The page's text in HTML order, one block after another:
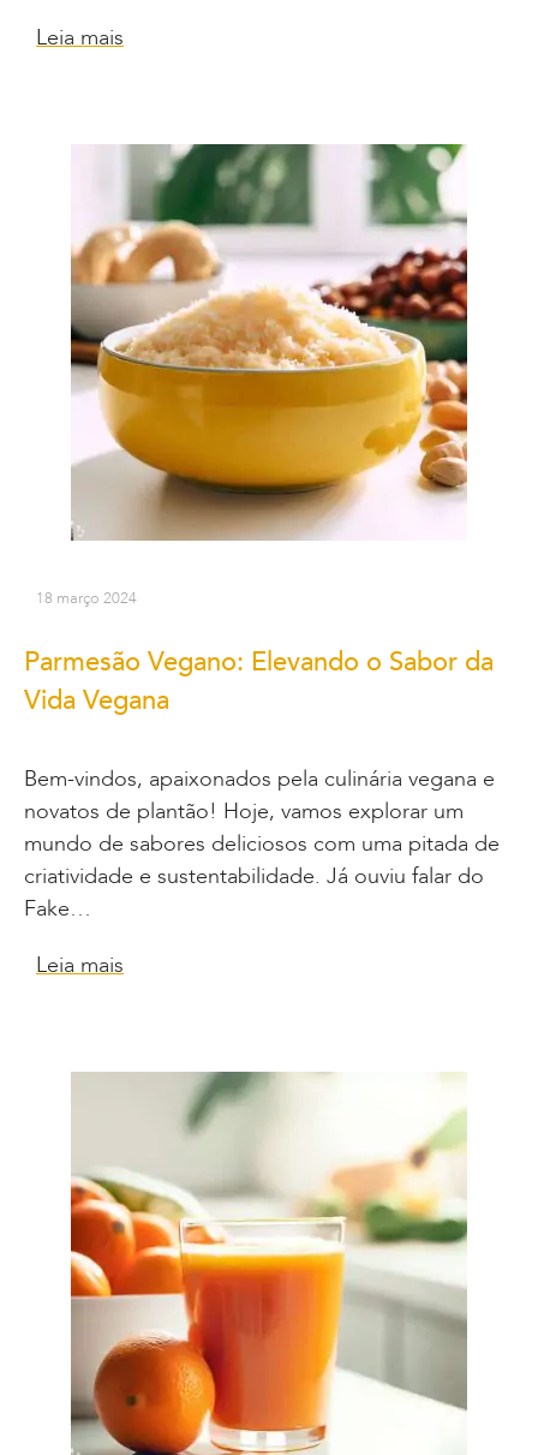
Leia mais
18 março 2024
Parmesão Vegano: Elevando o Sabor da
Vida Vegana
Bem-vindos, apaixonados pela culinária vegana e
novatos de plantão! Hoje, vamos explorar um
mundo de sabores deliciosos com uma pitada de
criatividade e sustentabilidade. Já ouviu falar do
Fake…
Leia mais